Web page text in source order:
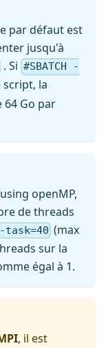
par défaut est
jusqu'à
. Si #SBATCH -
la
64 Go par
openMP,
de threads
task=40 (max
sur la
égal à 1.
, il est